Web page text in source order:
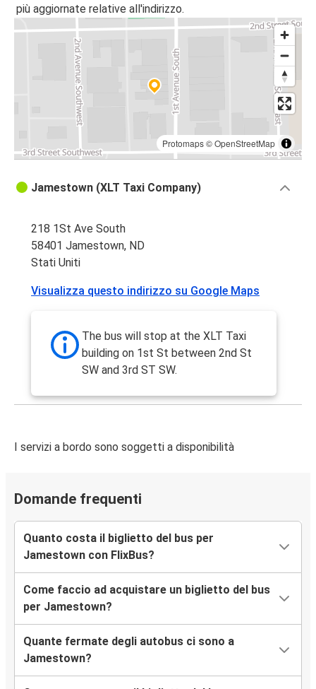
più aggiornate relative all'indirizzo.
Protomaps©OpenStreetMap
Jamestown (XLT Taxi Company)
218 1St Ave South
58401 Jamestown, ND
Stati Uniti
Visualizza questo indirizzo su Google Maps
The bus will stop at the XLT Taxi
building on 1st St between 2nd St
SW and 3rd ST SW.
I servizi a bordo sono soggetti a disponibilità
Domande frequenti
Quanto costa il biglietto del bus per
Jamestown con FlixBus?
Come faccio ad acquistare un biglietto del bus
per Jamestown?
Quante fermate degli autobus ci sono a
Jamestown?